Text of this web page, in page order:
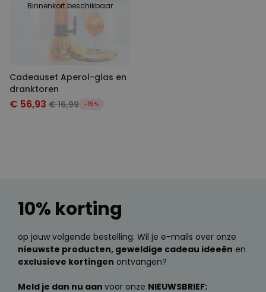
Binnenkort beschikbaar
Cadeauset Aperol-glas en
dranktoren
€ 56,93 € 16,99 -15%
10% korting
op jouw volgende bestelling. Wil je e-mails over onze
nieuwste producten, geweldige cadeau ideeën en
exclusieve kortingen ontvangen?
Meld je dan nu aan voor onze NIEUWSBRIEF: